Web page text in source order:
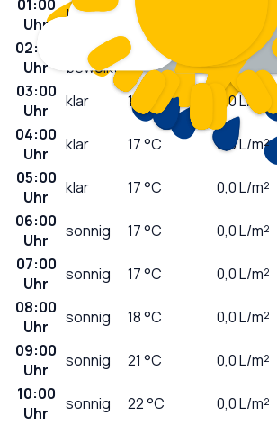
01:00
Uhr
bedeckt 18
02:00
Uhr
leicht
bewölkt 18 °C L/m²
03:00
Uhr
klar 18 0,0L/m²
04:00
Uhr
klar 17°C 0,0L/m²
05:00
Uhr
klar 17°C 0,0L/m²
06:00
Uhr
sonnig 17°C 0,0L/m²
07:00
Uhr
sonnig 17°C 0,0L/m²
08:00
Uhr
sonnig 18°C 0,0L/m²
09:00
Uhr
sonnig 21 °C 0,0L/m²
10:00
Uhr
sonnig 22°C 0,0L/m²